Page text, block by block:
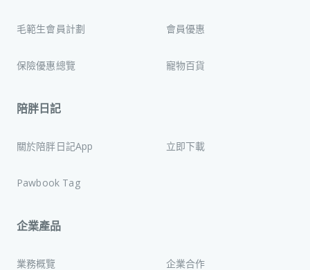
毛範生會員計劃 會員優惠
保險優惠總覽 寵物百貨
陪胖日記
關於陪胖日記App 立即下載
Pawbook Tag
企業產品
業務概覽 企業合作